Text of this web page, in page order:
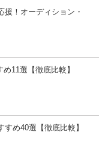
援！オーディション・
11選【徹底比較】
め40選【徹底比較】